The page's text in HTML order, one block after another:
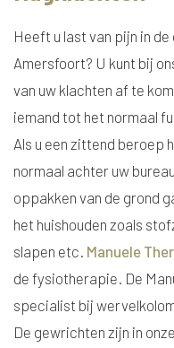
Heeft u last van pijn in
Amersfoort? U kunt bij
van uw klachten af te
iemand tot het normaal
Als u een zittend beroep
normaal achter uw
oppakken van de grond
het huishouden zoals
slapen etc. Manuele
de fysiotherapie. De
specialist bij
De gewrichten zijn in